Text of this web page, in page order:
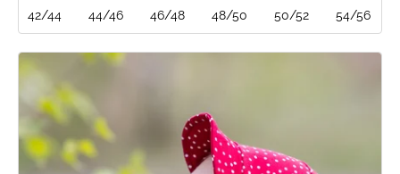
42/44 44/46 46/48 48/50 50/52 54/56